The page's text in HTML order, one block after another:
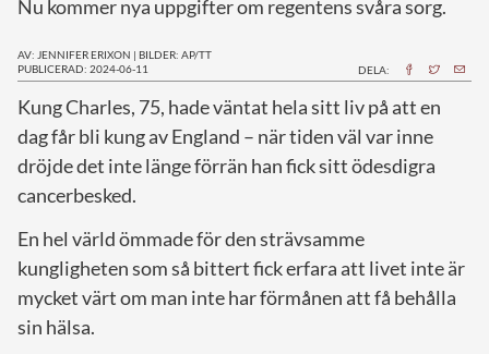
Nu kommer nya uppgifter om regentens svåra sorg.
AV: JENNIFER ERIXON | BILDER: AP/TT
PUBLICERAD: 2024-06-11
DELA:
Kung Charles, 75, hade väntat hela sitt liv på att en
dag får bli kung av England – när tiden väl var inne
dröjde det inte länge förrän han fick sitt ödesdigra
cancerbesked.
En hel värld ömmade för den strävsamme
kungligheten som så bittert fick erfara att livet inte är
mycket värt om man inte har förmånen att få behålla
sin hälsa.